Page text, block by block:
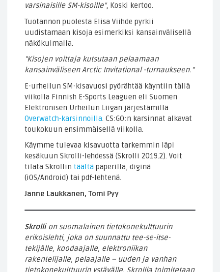
varsinaisille SM-kisoille”, Koski kertoo.
Tuotannon puolesta Elisa Viihde pyrkii
uudistamaan kisoja esimerkiksi kansainvälisellä
näkökulmalla.
”Kisojen voittaja kutsutaan pelaamaan
kansainväliseen Arctic Invitational -turnaukseen.”
E-urheilun SM-kisavuosi pyörähtää käyntiin tällä
viikolla Finnish E-Sports Leaguen eli Suomen
Elektronisen Urheilun Liigan järjestämillä
Overwatch-karsinnoilla . CS:GO:n karsinnat alkavat
toukokuun ensimmäisellä viikolla.
Käymme tulevaa kisavuotta tarkemmin läpi
kesäkuun Skrolli-lehdessä (Skrolli 2019.2). Voit
tilata Skrollin täältä paperilla, diginä
(iOS/Android) tai pdf-lehtenä.
Janne Laukkanen, Tomi Pyy
Skrollion suomalainen tietokonekulttuurin
erikoislehti, joka on suunnattu tee-se-itse-
tekijälle, koodaajalle, elektroniikan
rakentelijalle, pelaajalle – uuden ja vanhan
tietokonekulttuurin ystävälle. Skrollia toimitetaan